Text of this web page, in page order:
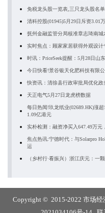
免税龙头股一览表,三只龙头股名单
清科控股(01945)5月29日斥资3.01
抚州金融监管分局核准章志琦南
实时焦点：顾家家居获得外观设计
时讯：PriceSeek提醒：5月28日山
今日快看!景谷银天化肥科技有限
快资讯：清徐县行政审批局优化
天正电气5月27日龙虎榜数据
每日热闻!玖龙纸业(02689.HK)涨
1.09亿港元
实朴检测：融资净买入647.49万元
焦点热讯:宁德时代：与Solarpro
运
（乡村行·看振兴）浙江庆元：一
Copyright © 2015-2022 市场经